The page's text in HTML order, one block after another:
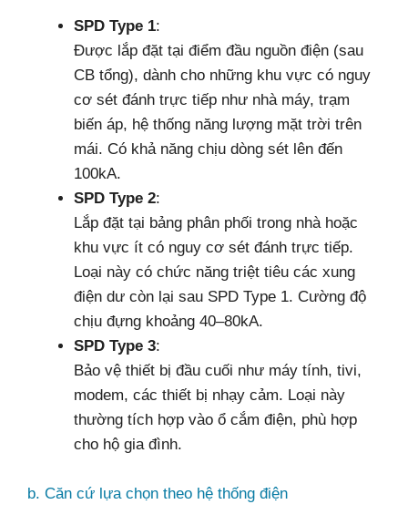
SPD Type 1:
Được lắp đặt tại điểm đầu nguồn điện (sau
CB tổng), dành cho những khu vực có nguy
cơ sét đánh trực tiếp như nhà máy, trạm
biến áp, hệ thống năng lượng mặt trời trên
mái. Có khả năng chịu dòng sét lên đến
100kA.
SPD Type 2:
Lắp đặt tại bảng phân phối trong nhà hoặc
khu vực ít có nguy cơ sét đánh trực tiếp.
Loại này có chức năng triệt tiêu các xung
điện dư còn lại sau SPD Type 1. Cường độ
chịu đựng khoảng 40–80kA.
SPD Type 3:
Bảo vệ thiết bị đầu cuối như máy tính, tivi,
modem, các thiết bị nhạy cảm. Loại này
thường tích hợp vào ổ cắm điện, phù hợp
cho hộ gia đình.
b. Căn cứ lựa chọn theo hệ thống điện